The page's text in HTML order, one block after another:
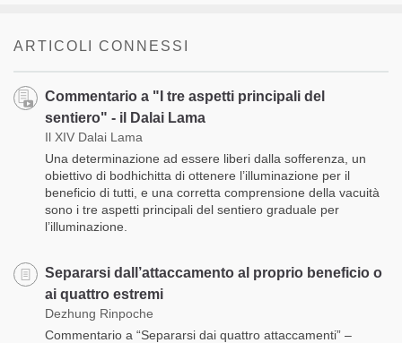
ARTICOLI CONNESSI
Commentario a "I tre aspetti principali del
sentiero" - il Dalai Lama
Il XIV Dalai Lama
Una determinazione ad essere liberi dalla sofferenza, un
obiettivo di bodhichitta di ottenere l’illuminazione per il
beneficio di tutti, e una corretta comprensione della vacuità
sono i tre aspetti principali del sentiero graduale per
l’illuminazione.
Separarsi dall’attaccamento al proprio beneficio o
ai quattro estremi
Dezhung Rinpoche
Commentario a “Separarsi dai quattro attaccamenti” –